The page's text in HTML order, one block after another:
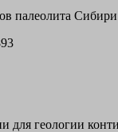
палеолита
для геологии